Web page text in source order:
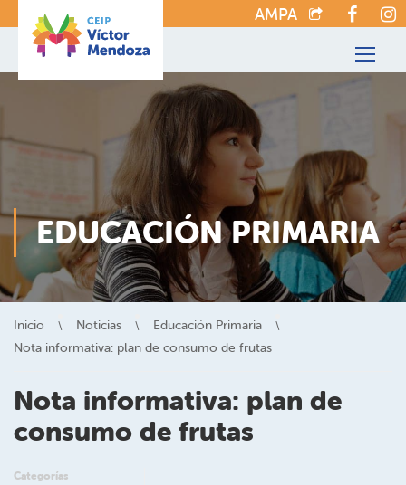
AMPA
EDUCACIÓN PRIMARIA
Inicio Noticias
Educación Primaria
Nota informativa: plan de consumo de frutas
Nota informativa: plan de
consumo de frutas
Categorías